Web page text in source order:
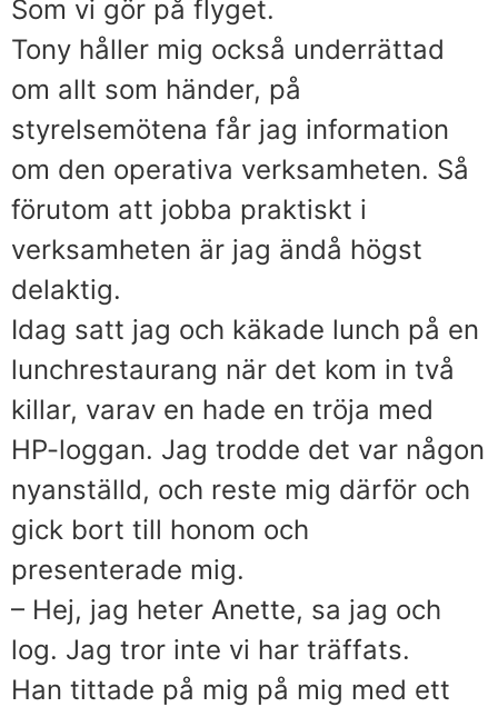
Som vi gör på flyget.
Tony håller mig också underrättad
om allt som händer, på
styrelsemötena får jag information
om den operativa verksamheten. Så
förutom att jobba praktiskt i
verksamheten är jag ändå högst
delaktig.
Idag satt jag och käkade lunch på en
lunchrestaurang när det kom in två
killar, varav en hade en tröja med
HP-loggan. Jag trodde det var någon
nyanställd, och reste mig därför och
gick bort till honom och
presenterade mig.
– Hej, jag heter Anette, sa jag och
log. Jag tror inte vi har träffats.
Han tittade på mig på mig med ett